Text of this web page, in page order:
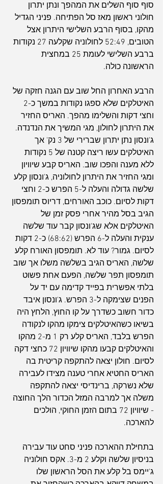
סוף סוף השלים את המהפך ונתן יתרון
חולוני ראשון מאז סל הפתיחה. פניני הגדיל
מהקו, בסוף הרבע השלישי היתרון אצל
הטובים, 52:49 לחולוניה שקלעה 27 נקודות
ברבע השלישי לעומת 25 במחצית
הראשונה כולה.
הרבע האחרון החל שוב עם הגנה חזקה של
וחצי דקות והשלימו מהפך. האריס החזיר
את היתרון לחולון, מגי המשיך את הנדנדה.
ג'ונסון נתן יתרון שברירי של 3 נק' אך
האיטלקים עשו ריצה קטנה של 5 נקודות
ללא מענה והפכו שוב. האריס קבע שיוויון
ומגי החזיר את היתרון לחולוניה, ג'ונסון קלע
שלשה גדולה והעלה ל-5 הפרש כ-2 וחצי
דקות לסיום. כוכב האורחים, דריוס תומפסון
הגיב בסל מהיר אחרי פסק זמן של
האיטלקים אלא שג'ונסון קבר עוד שלשה
ענקית והעלה ל-6 הפרש (68:62) כ-2 דקות
לסיום. גמור? עוד לא. תומפסון האורח קלע
שלשה, האריס הגיב בשלשה משלו אך שוב
תומפסון תפר שלשה, הפעם אחת פשוט
בלתי אפשרית בפייד קדימה עם יד על
הפנים שצימקה ל-3 הפרש. ג'ונסון איבד
כדור חשוב כשדרך על קו החוץ, הלחץ היה
בשיאו כשהאיטלקים צימקו מהקו לנקודה
הפרש בלבד, האריס קלע רק 1 מ-2 מהקו
והאיטלקים קבעו מהקו שיוויון 72 כחצי דקה
לסיום. חולון יצאה להתקפה קריטית בה
האריס החטיא אחרי טענה מצידו לעבירה
שלא נשרקה, ברינדיסי יצאה להתקפה
משלה אך למרבה המזל הכדור הלך החוצה
- שיוויון 72 בתום הזמן החוקי, הולכים
להארכה.
בתחילת ההארכה פניני סחט עוד עבירה
בניסיון שלשה וקלע 2 מ-3. אקס חולוניה
ג'יימס בל קלע את הסל הראשון שלו